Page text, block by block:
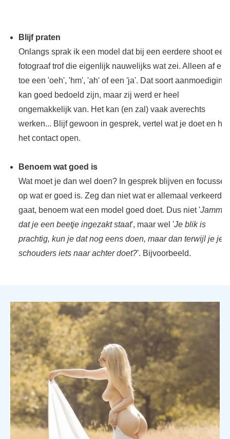
Blijf praten
Onlangs sprak ik een model dat bij een eerdere shoot een
fotograaf trof die eigenlijk nauwelijks wat zei. Alleen af en
toe een 'oeh', 'hm', 'ah' of een 'ja'. Dat soort aanmoediging
kan goed bedoeld zijn, maar zij werd er heel
ongemakkelijk van. Het kan (en zal) vaak averechts
werken... Blijf gewoon in gesprek, vertel wat je doet en
het contact open.
Benoem wat goed is
Wat moet je dan wel doen? In gesprek blijven en focussen
op wat er goed is. Zeg dan niet wat er allemaal verkeerd
gaat, benoem wat een model goed doet. Dus niet 'Jammer
dat je een beetje ingezakt staat', maar wel 'Je blik is
prachtig, kun je dat nog eens doen, maar dan terwijl je je
schouders iets naar achter doet?'. Bijvoorbeeld.